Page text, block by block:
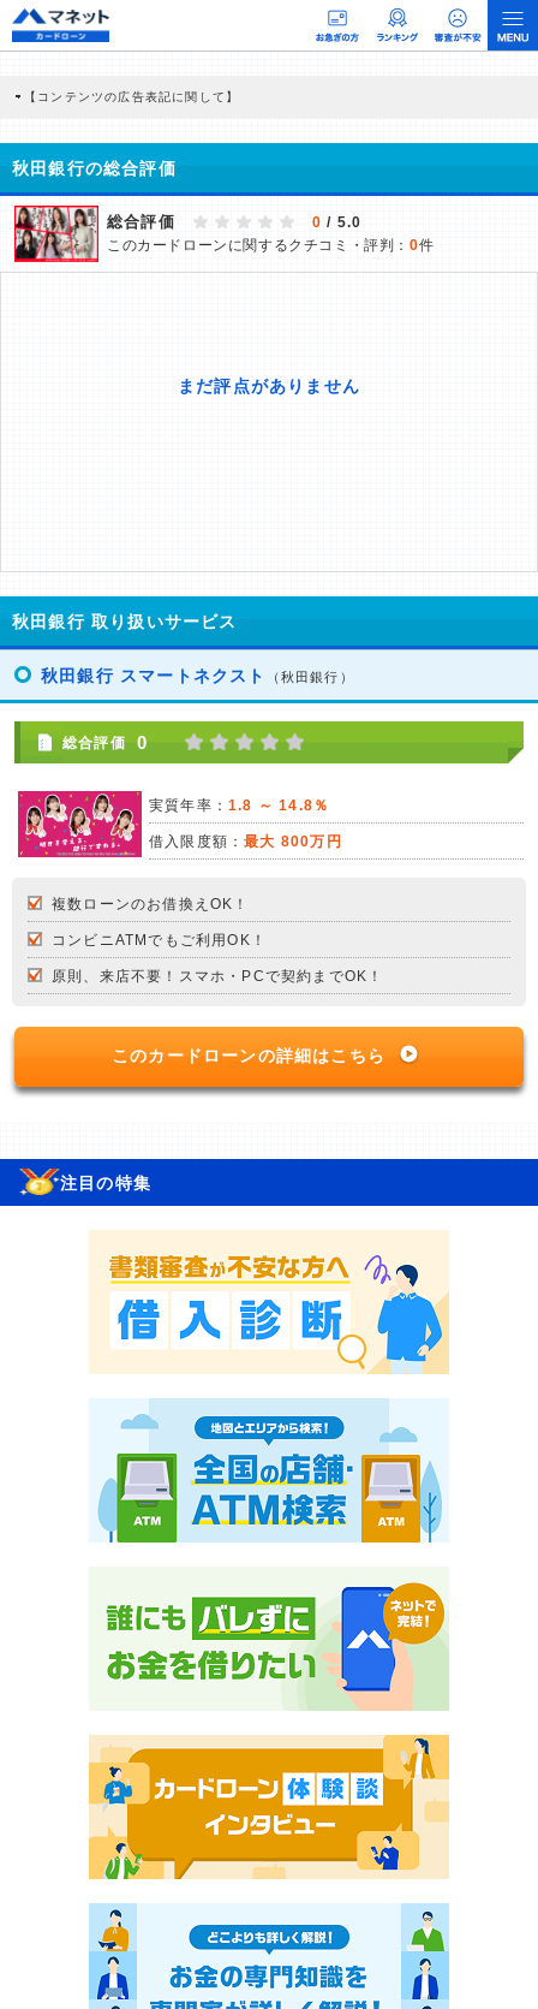
【コンテンツの広告表記に関して】
商品を根拠なくPRするものではなく、当編集部の調査／ユーザーへの口コミ収集な
どに基づき、公平性を担保した情報提供を行っています。
>提携企業一覧
秋田銀行の総合評価
総合評価 0 / 5.0
このカードローンに関するクチコミ・評判： 0件
秋田銀行 取り扱いサービス
秋田銀行 スマートネクスト （秋田銀行）
総合評価 0
実質年率： 1.8 ～ 14.8％
借入限度額：最大 800万円
複数ローンのお借換えOK！
コンビニATMでもご利用OK！
原則、来店不要！スマホ・PCで契約までOK！
このカードローンの詳細はこちら
注目の特集